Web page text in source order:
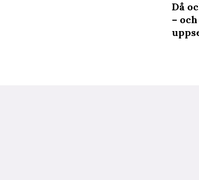
Då
–